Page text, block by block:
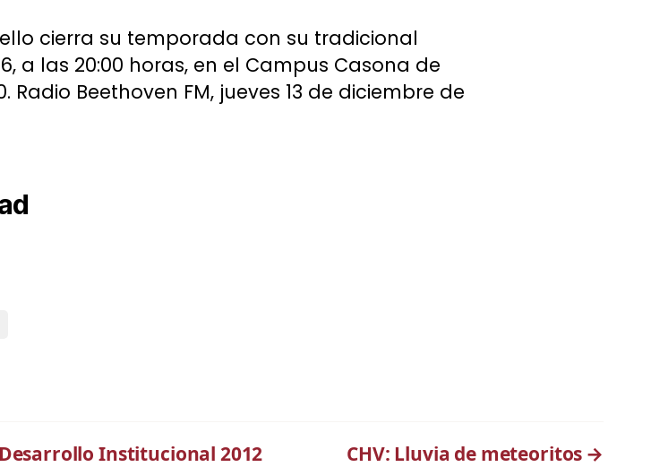
cierra su temporada con su tradicional
a las 20:00 horas, en el Campus Casona de
Radio Beethoven FM, jueves 13 de diciembre de
Institucional 2012 CHV: Lluvia de meteoritos →